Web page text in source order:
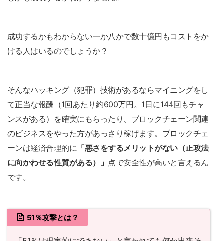
成功するかもわからない一か八かで数十億円もコストをか
ける人はいるのでしょうか？
そんなハッキング（犯罪）技術があるならマイニングをし
て正当な報酬（1回あたり約600万円。1日に144回もチャ
ンスがある）を確実にもらったり、ブロックチェーン関連
のビジネスをやった方があっさり稼げます。ブロックチェ
ーンは経済合理的に 「悪さをするメリットがない（正攻法
に向かわせる性質がある）」 点で安全性が高いと言えるん
です。
51％攻撃とは？